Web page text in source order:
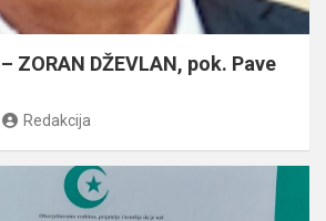
ZORAN DŽEVLAN, pok. Pave
Redakcija